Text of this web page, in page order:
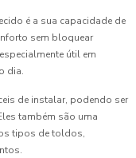
é a sua capacidade de
sem bloquear
útil em
dia.
de instalar, podendo ser
também são uma
tipos de toldos,